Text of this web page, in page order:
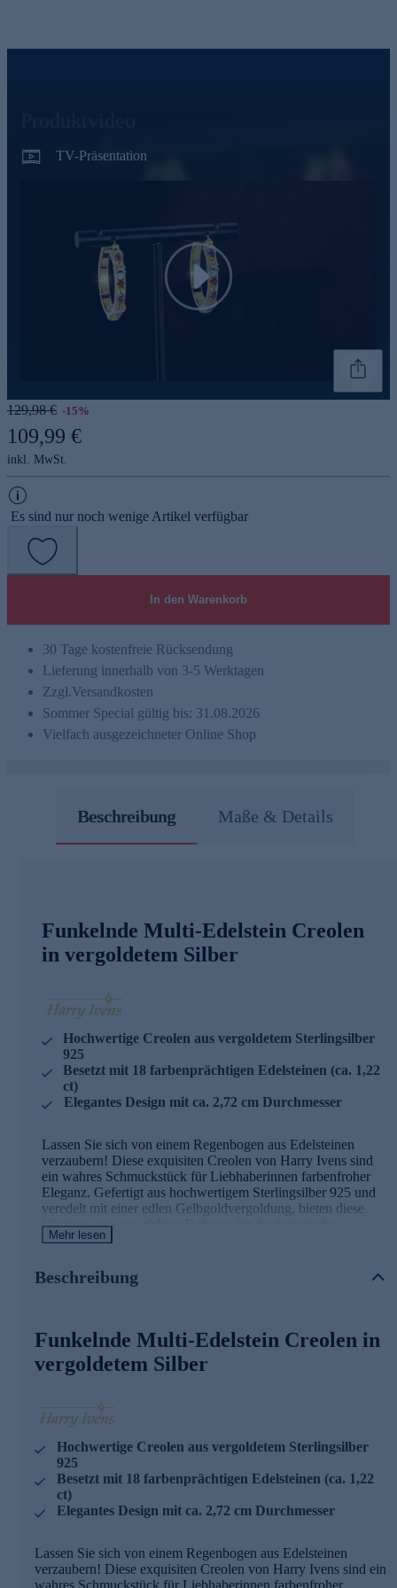
TV-Präsentation
Play
129,98 € -15%
109,99 €
inkl. MwSt.
Es sind nur noch wenige Artikel verfügbar
In den Warenkorb
30 Tage kostenfreie Rücksendung
Lieferung innerhalb von 3-5 Werktagen
Zzgl.Versandkosten
Sommer Special gültig bis: 31.08.2026
Vielfach ausgezeichneter Online Shop
Beschreibung Maße & Details
Funkelnde Multi-Edelstein Creolen
in vergoldetem Silber
Hochwertige Creolen aus vergoldetem Sterlingsilber
925
Besetzt mit 18 farbenprächtigen Edelsteinen (ca. 1,22
ct)
Elegantes Design mit ca. 2,72 cm Durchmesser
Lassen Sie sich von einem Regenbogen aus Edelsteinen
verzaubern! Diese exquisiten Creolen von Harry Ivens sind
ein wahres Schmuckstück für Liebhaberinnen farbenfroher
Eleganz. Gefertigt aus hochwertigem Sterlingsilber 925 und
veredelt mit einer edlen Gelbgoldvergoldung, bieten diese
Ohrringe einen perfekten Rahmen für die funkelnden
Edelsteine. Jede Creole ist mit neun facettierten Edelsteinen
Peridot. Diese sorgfältig ausgewählte Farbpalette sorgt für
ein harmonisches Zusammenspiel, das Ihr Outfit mit einem
von ca. 0,25 cm, was sie zu einem perfekten Accessoire für
den Alltag und besondere Anlässe macht. Der sichere
Klappverschluss sorgt dafür, dass die Ohrringe bequem zu
Verwöhnung für sich selbst - diese Multi-Edelstein Creolen
sind ein Schmuckstück, das Blicke auf sich zieht und Ihre
natürliche Schönheit unterstreicht.
Mehr lesen
Beschreibung
Funkelnde Multi-Edelstein Creolen in
vergoldetem Silber
Hochwertige Creolen aus vergoldetem Sterlingsilber
925
Besetzt mit 18 farbenprächtigen Edelsteinen (ca. 1,22
ct)
Elegantes Design mit ca. 2,72 cm Durchmesser
Lassen Sie sich von einem Regenbogen aus Edelsteinen
verzaubern! Diese exquisiten Creolen von Harry Ivens sind ein